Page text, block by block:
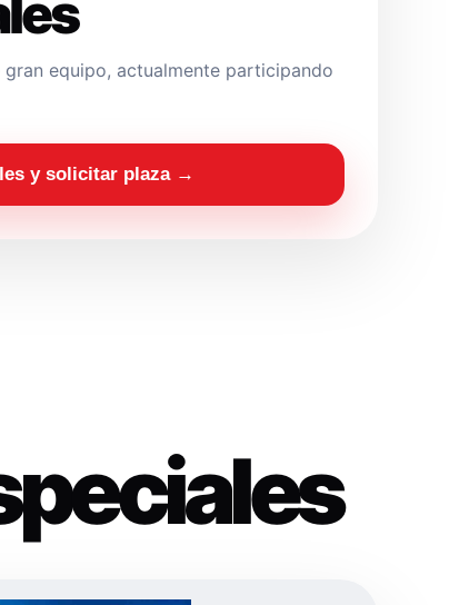
equipo, actualmente participando
y solicitar plaza →